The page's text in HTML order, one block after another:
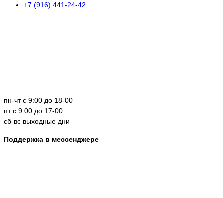
+7 (916) 441-24-42
пн-чт с 9:00 до 18-00
пт с 9:00 до 17-00
сб-вс выходные дни
Поддержка в мессенджере